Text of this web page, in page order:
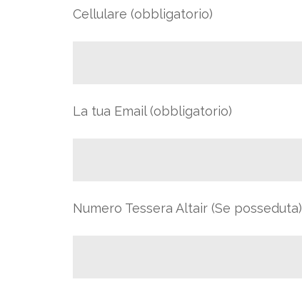
Cellulare (obbligatorio)
La tua Email (obbligatorio)
Numero Tessera Altair (Se posseduta)